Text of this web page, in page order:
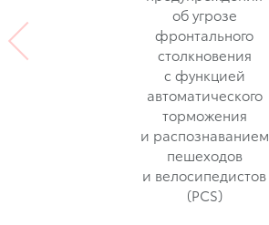
об угрозе
фронтального
столкновения
с функцией
автоматического
торможения
и распознаванием
пешеходов
и велосипедистов
(PCS)